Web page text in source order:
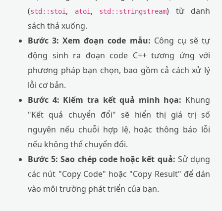
(std::stoi , atoi, std::stringstream) từ danh
sách thả xuống.
Bước 3: Xem đoạn code mẫu: Công cụ sẽ tự
động sinh ra đoạn code C++ tương ứng với
phương pháp bạn chọn, bao gồm cả cách xử lý
lỗi cơ bản.
Bước 4: Kiểm tra kết quả minh họa: Khung
"Kết quả chuyển đổi" sẽ hiển thị giá trị số
nguyên nếu chuỗi hợp lệ, hoặc thông báo lỗi
nếu không thể chuyển đổi.
Bước 5: Sao chép code hoặc kết quả: Sử dụng
các nút "Copy Code" hoặc "Copy Result" để dán
vào môi trường phát triển của bạn.